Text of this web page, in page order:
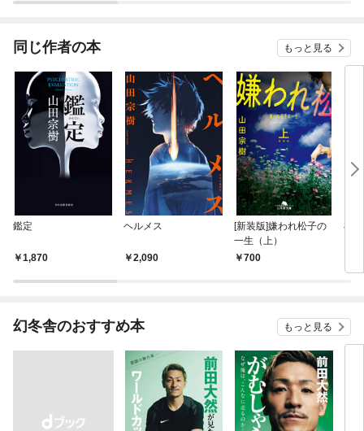
同じ作者の本 もっと見る
鑑定
1,870
ヘルメス
2,090
[新装版]嫌われ松子の
一生（上）
700
存
幻冬舎のおすすめ本 もっと見る